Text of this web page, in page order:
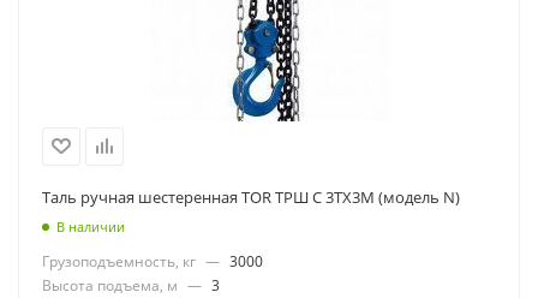
Таль ручная шестеренная TOR ТРШ C 3ТХ3М (модель N)
В наличии
Грузоподъемность, кг — 3000
Высота подъема, м — 3